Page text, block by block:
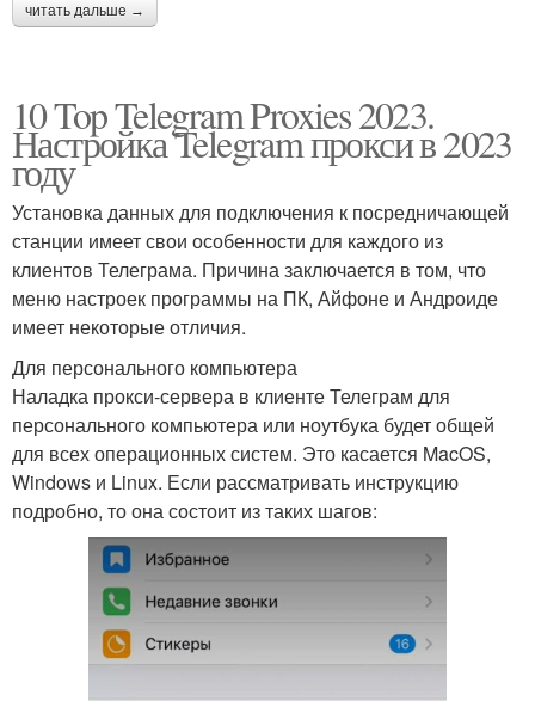
читать дальше →
10 Top Telegram Proxies 2023.
Настройка Telegram прокси в 2023
году
Установка данных для подключения к посредничающей
станции имеет свои особенности для каждого из
клиентов Телеграма. Причина заключается в том, что
меню настроек программы на ПК, Айфоне и Андроиде
имеет некоторые отличия.
Для персонального компьютера
Наладка прокси-сервера в клиенте Телеграм для
персонального компьютера или ноутбука будет общей
для всех операционных систем. Это касается MacOS,
Windows и Linux. Если рассматривать инструкцию
подробно, то она состоит из таких шагов: